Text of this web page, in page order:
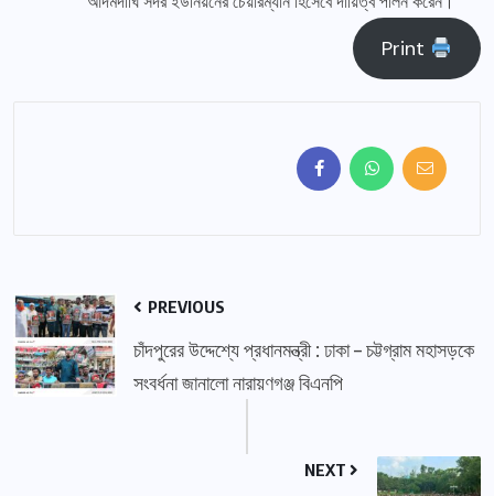
Print
PREVIOUS
চাঁদপুরের উদ্দেশ্যে প্রধানমন্ত্রী : ঢাকা – চট্টগ্রাম মহাসড়কে
সংবর্ধনা জানালো নারায়ণগঞ্জ বিএনপি
NEXT